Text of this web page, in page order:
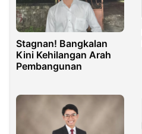
Stagnan! Bangkalan
Kini Kehilangan Arah
Pembangunan